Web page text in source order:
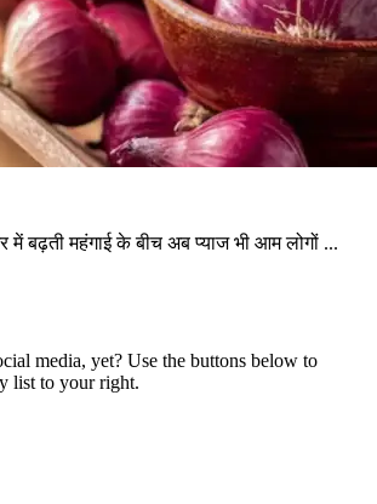
बढ़ती महंगाई के बीच अब प्याज भी आम लोगों ...
media, yet? Use the buttons below to
list to your right.